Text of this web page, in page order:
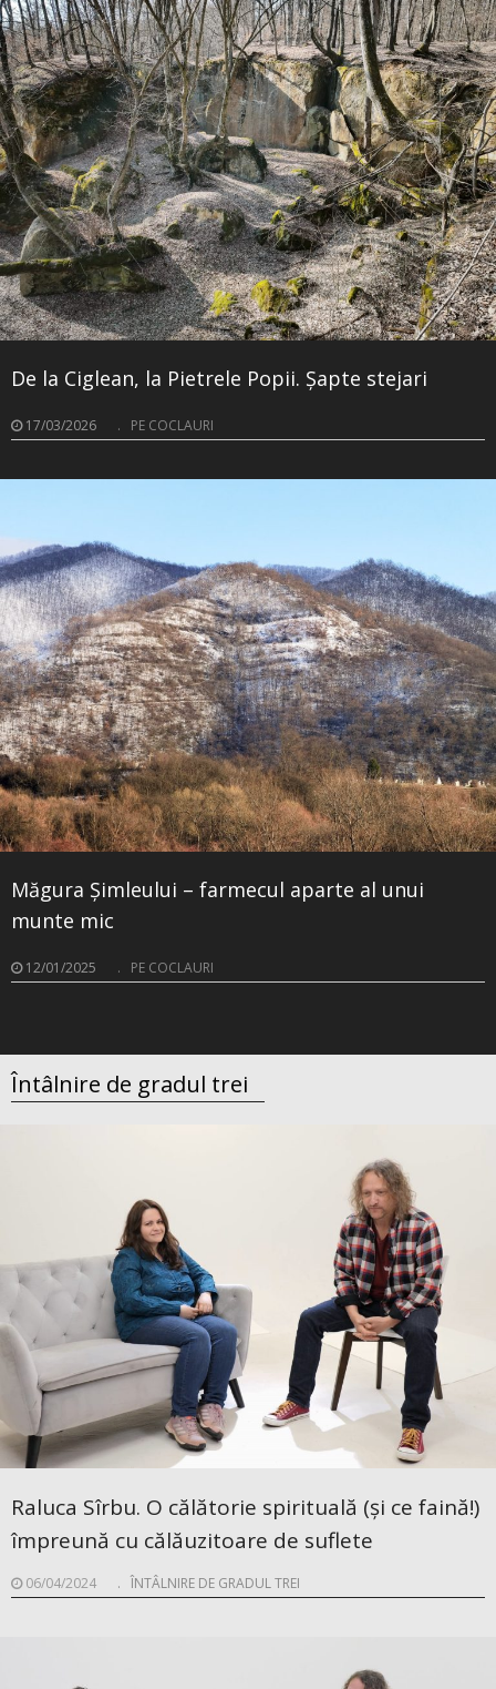
De la Ciglean, la Pietrele Popii. Șapte stejari
17/03/2026 . PE COCLAURI
Măgura Șimleului – farmecul aparte al unui
munte mic
12/01/2025 . PE COCLAURI
Întâlnire de gradul trei
Raluca Sîrbu. O călătorie spirituală (și ce faină!)
împreună cu călăuzitoare de suflete
06/04/2024 . ÎNTÂLNIRE DE GRADUL TREI